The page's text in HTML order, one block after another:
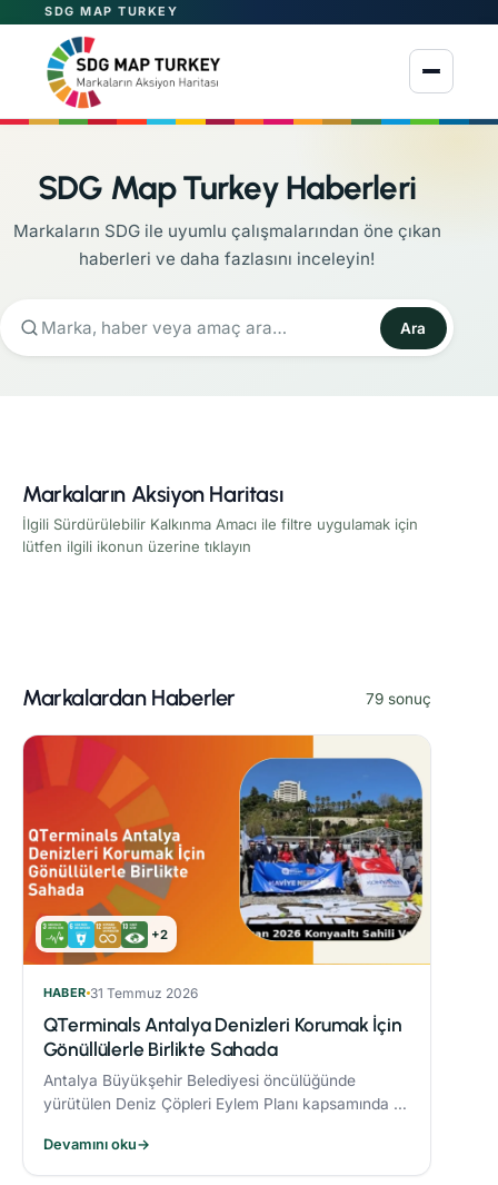
SDG MAP TURKEY
Menüyü aç
SDG Map Turkey Haberleri
Markaların SDG ile uyumlu çalışmalarından öne çıkan
haberleri ve daha fazlasını inceleyin!
Ara
Markaların Aksiyon Haritası
İlgili Sürdürülebilir Kalkınma Amacı ile filtre uygulamak için
lütfen ilgili ikonun üzerine tıklayın
Markalardan Haberler 79 sonuç
+2
HABER 31 Temmuz 2026
QTerminals Antalya Denizleri Korumak İçin
Gönüllülerle Birlikte Sahada
Antalya Büyükşehir Belediyesi öncülüğünde
yürütülen Deniz Çöpleri Eylem Planı kapsamında 11
etkinlikleri, çevre bilincinin artırılmasına önemli
katkı sağladı.
Devamını oku→